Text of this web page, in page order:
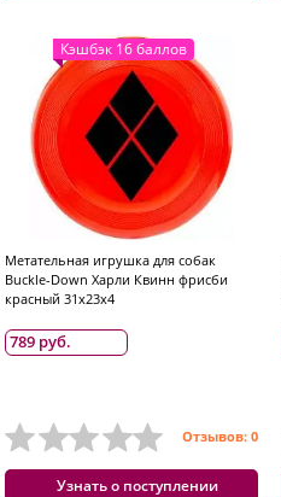
Кэшбэк 16 баллов
Метательная игрушка для собак
Buckle-Down Харли Квинн фрисби
красный 31x23x4
789 руб.
Отзывов: 0
Узнать о поступлении